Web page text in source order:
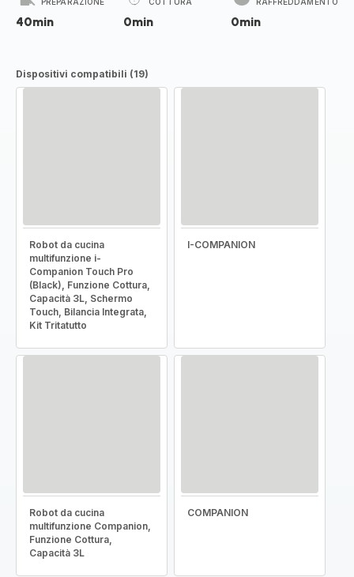
40min 0min 0min
Dispositivi compatibili (19)
Robot da cucina
multifunzione i-
Companion Touch Pro
(Black), Funzione Cottura,
Capacità 3L, Schermo
Touch, Bilancia Integrata,
Kit Tritatutto
I-COMPANION
Robot da cucina
multifunzione Companion,
Funzione Cottura,
Capacità 3L
COMPANION